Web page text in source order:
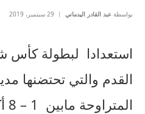
بواسطة عبد القادر اليدماني 29 سبتمبر، 2019
استعدادا لبطولة كأس
القدم والتي تحتضنها